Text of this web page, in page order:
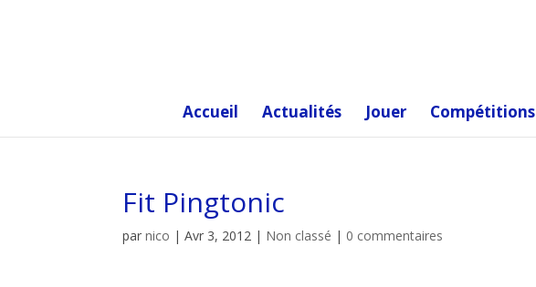
Accueil Actualités Jouer Compétitions
Fit Pingtonic
parnico |Avr 3, 2012 | Non classé | 0 commentaires